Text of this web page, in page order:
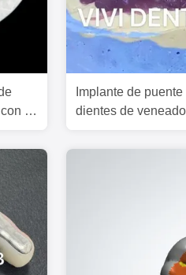
la
Implante de
dientes de